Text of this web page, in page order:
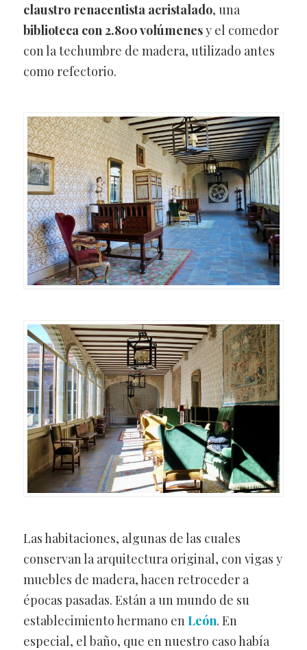
claustro renacentista acristalado, una
biblioteca con 2.800 volúmenesy el comedor
con la techumbre de madera, utilizado antes
como refectorio.
Las habitaciones, algunas de las cuales
conservan la arquitectura original, con vigas y
muebles de madera, hacen retroceder a
épocas pasadas. Están a un mundo de su
establecimiento hermano en León. En
especial, el baño, que en nuestro caso había